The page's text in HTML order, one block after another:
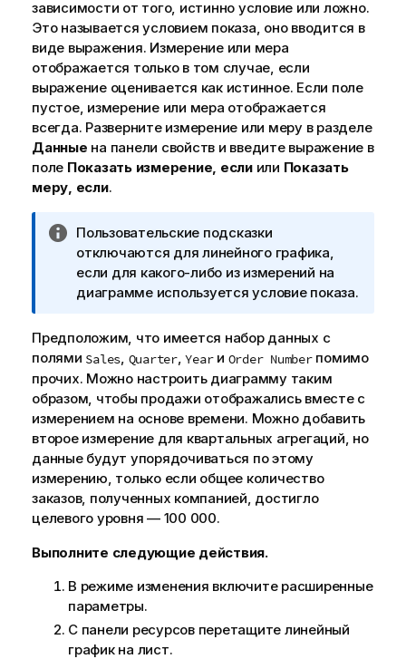
зависимости от того, истинно условие или ложно.
Это называется условием показа, оно вводится в
виде выражения. Измерение или мера
отображается только в том случае, если
выражение оценивается как истинное. Если поле
пустое, измерение или мера отображается
всегда. Разверните измерение или меру в разделе
Данные на панели свойств и введите выражение в
поле Показать измерение, еслиили Показать
меру, если.
П
р
и
м
ч
а
н
и
е
к
и
н
ф
о
м
ц
и
и
Пользовательские подсказки
отключаются для линейного графика,
если для какого-либо из измерений на
диаграмме используется условие показа.
Предположим, что имеется набор данных с
полями Sales, Quarter,Yearи Order Numberпомимо
прочих. Можно настроить диаграмму таким
образом, чтобы продажи отображались вместе с
измерением на основе времени. Можно добавить
второе измерение для квартальных агрегаций, но
данные будут упорядочиваться по этому
измерению, только если общее количество
заказов, полученных компанией, достигло
целевого уровня — 100 000.
Выполните следующие действия.
В режиме изменения включите расширенные
параметры.
С панели ресурсов перетащите линейный
график на лист.